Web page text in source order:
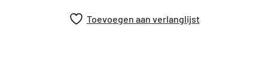
Toevoegen aan verlanglijst